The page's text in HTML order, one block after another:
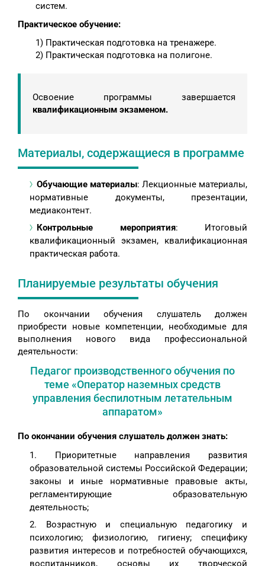
систем.
Практическое обучение:
1) Практическая подготовка на тренажере.
2) Практическая подготовка на полигоне.
Освоение программы завершается
квалификационным экзаменом.
Материалы, содержащиеся в программе
Обучающие материалы: Лекционные материалы,
нормативные документы, презентации,
медиаконтент.
Контрольные мероприятия: Итоговый
квалификационный экзамен, квалификационная
практическая работа.
Планируемые результаты обучения
По окончании обучения слушатель должен
приобрести новые компетенции, необходимые для
выполнения нового вида профессиональной
деятельности:
Педагог производственного обучения по
теме «Оператор наземных средств
управления беспилотным летательным
аппаратом»
По окончании обучения слушатель должен знать:
Приоритетные направления развития
образовательной системы Российской Федерации;
законы и иные нормативные правовые акты,
регламентирующие образовательную
деятельность;
Возрастную и специальную педагогику и
психологию; физиологию, гигиену; специфику
развития интересов и потребностей обучающихся,
воспитанников, основы их творческой